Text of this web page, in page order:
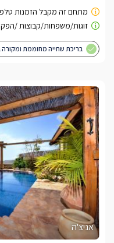
בריכת שחייה מחוממת
אניצ'ה